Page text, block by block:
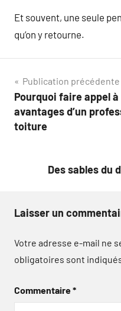
Et souvent, une seule
qu’on y retourne.
Navigation
de
l’article
Publication précédente
Pourquoi faire appel
avantages d’un
toiture
Des sables du
Laisser un
Votre adresse e-mail ne
obligatoires sont
Commentaire*